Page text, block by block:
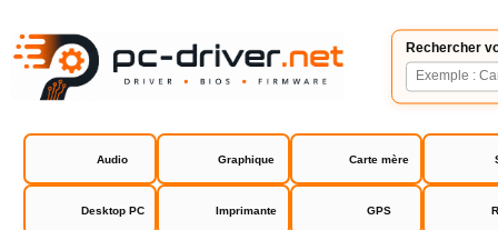
Rechercher
Audio Graphique Carte mère
Desktop PC Imprimante GPS